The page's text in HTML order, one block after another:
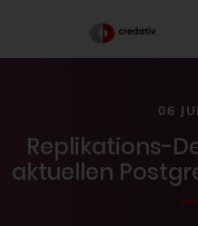
06
Replikations-
aktuellen